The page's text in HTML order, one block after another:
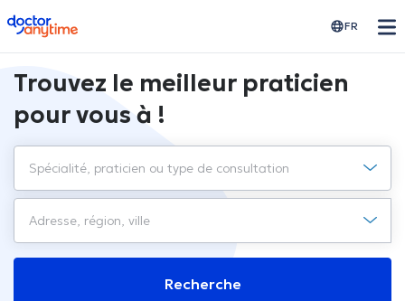
doctoranytime FR
Trouvez le meilleur praticien
pour vous à !
Recherche